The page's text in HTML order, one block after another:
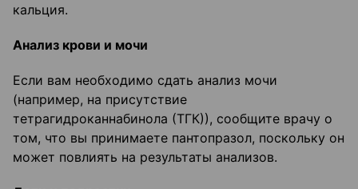
кальция.
Анализ крови и мочи
Если вам необходимо сдать анализ мочи
(например, на присутствие
тетрагидроканнабинола (ТГК)), сообщите врачу о
том, что вы принимаете пантопразол, поскольку он
может повлиять на результаты анализов.